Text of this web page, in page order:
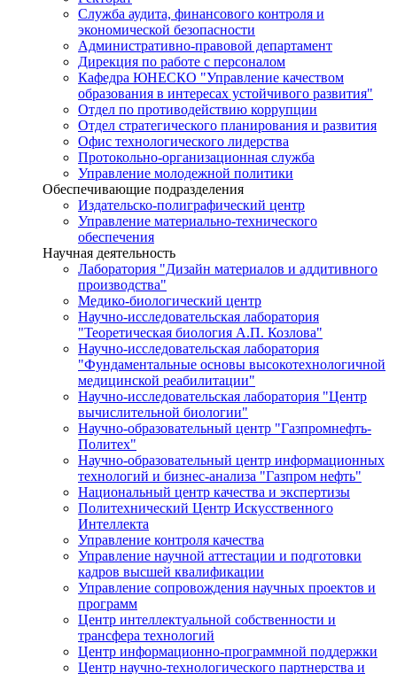
Служба аудита, финансового контроля и
экономической безопасности
Административно-правовой департамент
Дирекция по работе с персоналом
Кафедра ЮНЕСКО "Управление качеством
образования в интересах устойчивого развития"
Отдел по противодействию коррупции
Отдел стратегического планирования и развития
Офис технологического лидерства
Протокольно-организационная служба
Управление молодежной политики
Обеспечивающие подразделения
Издательско-полиграфический центр
Управление материально-технического
обеспечения
Научная деятельность
Лаборатория "Дизайн материалов и аддитивного
производства"
Медико-биологический центр
Научно-исследовательская лаборатория
"Теоретическая биология А.П. Козлова"
Научно-исследовательская лаборатория
"Фундаментальные основы высокотехнологичной
медицинской реабилитации"
Научно-исследовательская лаборатория "Центр
вычислительной биологии"
Научно-образовательный центр "Газпромнефть-
Политех"
Научно-образовательный центр информационных
технологий и бизнес-анализа "Газпром нефть"
Национальный центр качества и экспертизы
Политехнический Центр Искусственного
Интеллекта
Управление контроля качества
Управление научной аттестации и подготовки
кадров высшей квалификации
Управление сопровождения научных проектов и
программ
Центр интеллектуальной собственности и
трансфера технологий
Центр информационно-программной поддержки
Центр научно-технологического партнерства и